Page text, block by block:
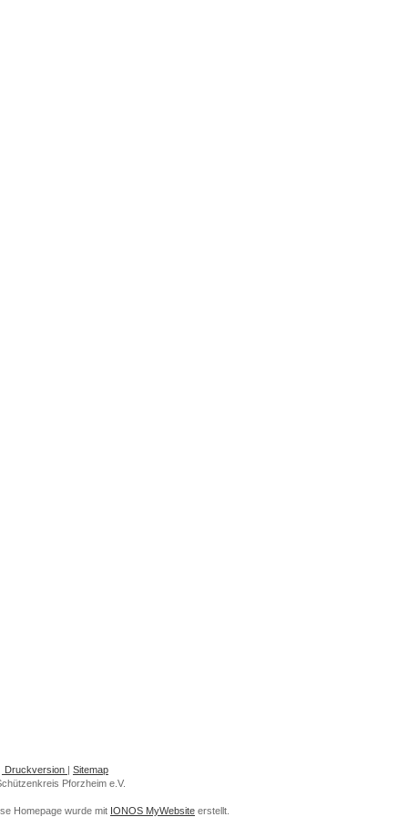
Druckversion | Sitemap
Pforzheim e.V.
Homepage wurde mit IONOS MyWebsite erstellt.